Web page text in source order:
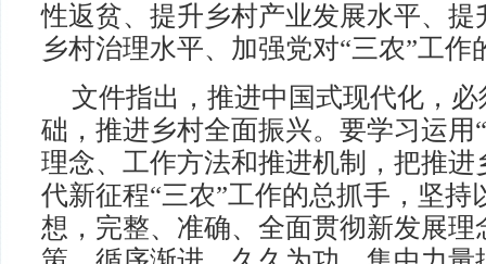
性返贫、提升乡村产业发展水平、
乡村治理水平、加强党对“三农”工作
文件指出，推进中国式现代化，
础，推进乡村全面振兴。要学习运用
理念、工作方法和推进机制，把推
代新征程“三农”工作的总抓手，坚持
想，完整、准确、全面贯彻新发展